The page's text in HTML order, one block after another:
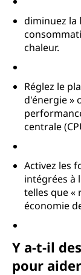
diminuez la
chaleur.
Réglez le
d'énergie »
centrale
Activez les
intégrées à
telles que «
économie
Y a-t-il
pour